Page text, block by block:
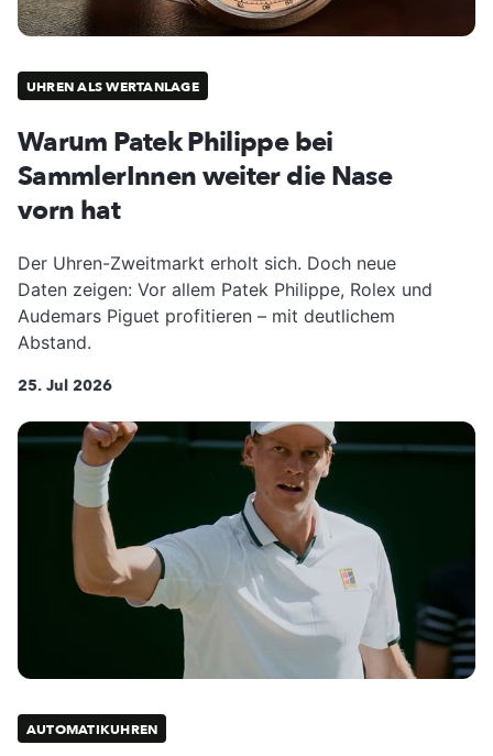
UHREN ALS WERTANLAGE
Warum Patek Philippe bei
SammlerInnen weiter die Nase
vorn hat
Der Uhren-Zweitmarkt erholt sich. Doch neue
Daten zeigen: Vor allem Patek Philippe, Rolex und
Audemars Piguet profitieren – mit deutlichem
Abstand.
25. Jul 2026
AUTOMATIKUHREN